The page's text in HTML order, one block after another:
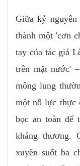
Giữa kỷ
thành một 'cơn
tay của tác giả
trên mặt nước'
mông lung
một nỗ lực thực
bọc an toàn để
kháng thương.
xuyên suốt ba